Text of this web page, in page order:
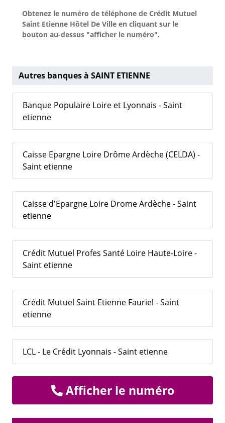
Obtenez le numéro de téléphone de Crédit Mutuel
Saint Etienne Hôtel De Ville en cliquant sur le
bouton au-dessus "afficher le numéro".
Autres banques à SAINT ETIENNE
Banque Populaire Loire et Lyonnais - Saint
etienne
Caisse Epargne Loire Drôme Ardèche (CELDA) -
Saint etienne
Caisse d'Epargne Loire Drome Ardèche - Saint
etienne
Crédit Mutuel Profes Santé Loire Haute-Loire -
Saint etienne
Crédit Mutuel Saint Etienne Fauriel - Saint
etienne
LCL - Le Crédit Lyonnais - Saint etienne
Afficher le numéro